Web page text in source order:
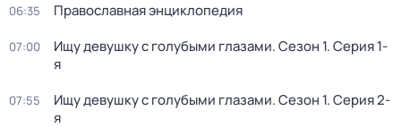
06:35 Православная энциклопедия
07:00 Ищу девушку с голубыми глазами. Сезон 1. Серия 1-
я
07:55 Ищу девушку с голубыми глазами. Сезон 1. Серия 2-
я